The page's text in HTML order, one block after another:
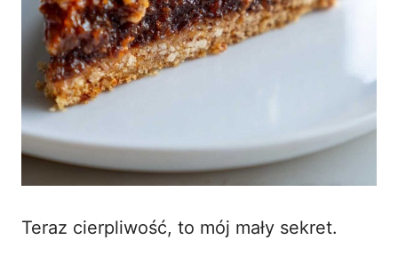
Teraz cierpliwość, to mój mały sekret.